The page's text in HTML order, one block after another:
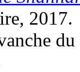
2017.